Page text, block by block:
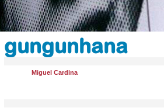
gungunhana
Miguel Cardina